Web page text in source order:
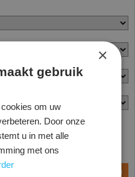
Vraag een offerte aan
×
gebruik
om uw
Door onze
u in met alle
met ons